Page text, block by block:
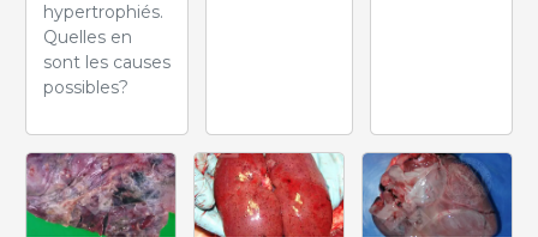
hypertrophiés.
Quelles en
sont les causes
possibles?